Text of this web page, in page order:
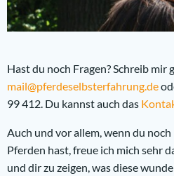
Hast du noch Fragen? Schreib mir
mail@pferdeselbsterfahrung.de
99 412. Du kannst auch das
Auch und vor allem, wenn du
Pferden hast, freue ich mich sehr
und dir zu zeigen, was diese